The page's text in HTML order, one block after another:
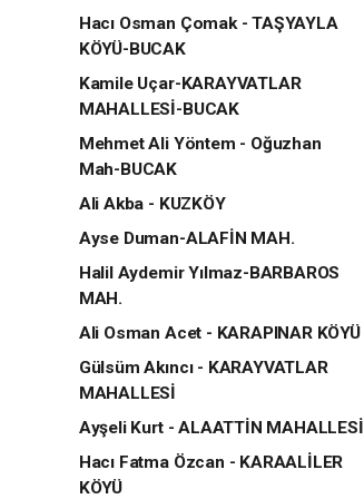
Hacı Osman Çomak - TAŞYAYLA
KÖYÜ-BUCAK
Kamile Uçar-KARAYVATLAR
MAHALLESİ-BUCAK
Mehmet Ali Yöntem - Oğuzhan
Mah-BUCAK
Ali Akba - KUZKÖY
Ayse Duman-ALAFİN MAH.
Halil Aydemir Yılmaz-BARBAROS
MAH.
Ali Osman Acet - KARAPINAR KÖYÜ
Gülsüm Akıncı - KARAYVATLAR
MAHALLESİ
Ayşeli Kurt - ALAATTİN MAHALLESİ
Hacı Fatma Özcan - KARAALİLER
KÖYÜ